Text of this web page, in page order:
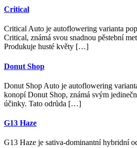
Critical
Critical Auto je autoflowering varianta
Critical, známá svou snadnou pěstební
Produkuje husté květy […]
Donut Shop
Donut Shop Auto je autoflowering
konopí Donut Shop, známá svým
účinky. Tato odrůda […]
G13 Haze
G13 Haze je sativa-dominantní hybridní